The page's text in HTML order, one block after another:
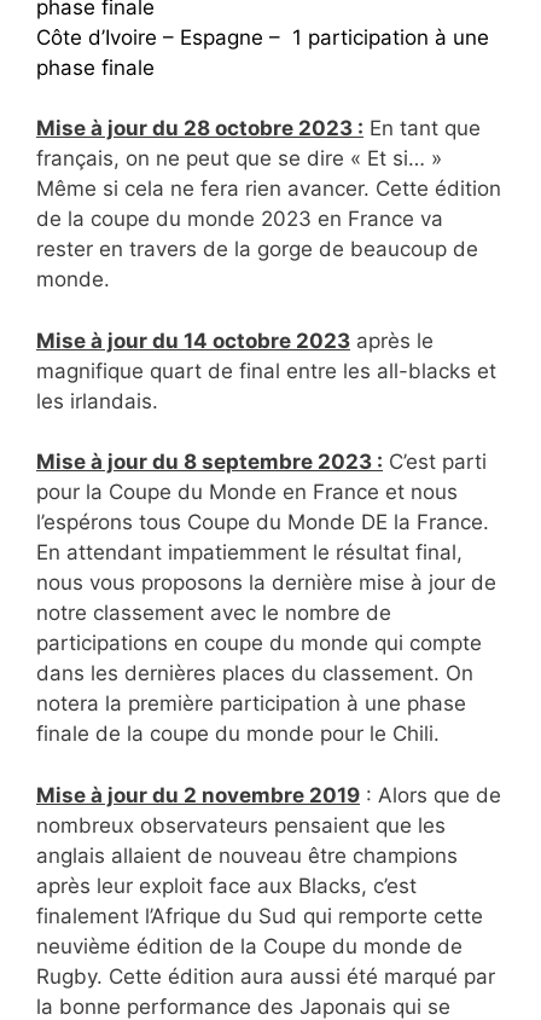
phase finale
Côte d’Ivoire – Espagne – 1 participation à une
phase finale
Mise à jour du 28 octobre 2023 : En tant que
français, on ne peut que se dire « Et si… »
Même si cela ne fera rien avancer. Cette édition
de la coupe du monde 2023 en France va
rester en travers de la gorge de beaucoup de
monde.
Mise à jour du 14 octobre 2023 après le
magnifique quart de final entre les all-blacks et
les irlandais.
Mise à jour du 8 septembre 2023 : C’est parti
pour la Coupe du Monde en France et nous
l’espérons tous Coupe du Monde DE la France.
En attendant impatiemment le résultat final,
nous vous proposons la dernière mise à jour de
notre classement avec le nombre de
participations en coupe du monde qui compte
dans les dernières places du classement. On
notera la première participation à une phase
finale de la coupe du monde pour le Chili.
Mise à jour du 2 novembre 2019 : Alors que de
nombreux observateurs pensaient que les
anglais allaient de nouveau être champions
après leur exploit face aux Blacks, c’est
finalement l’Afrique du Sud qui remporte cette
neuvième édition de la Coupe du monde de
Rugby. Cette édition aura aussi été marqué par
la bonne performance des Japonais qui se